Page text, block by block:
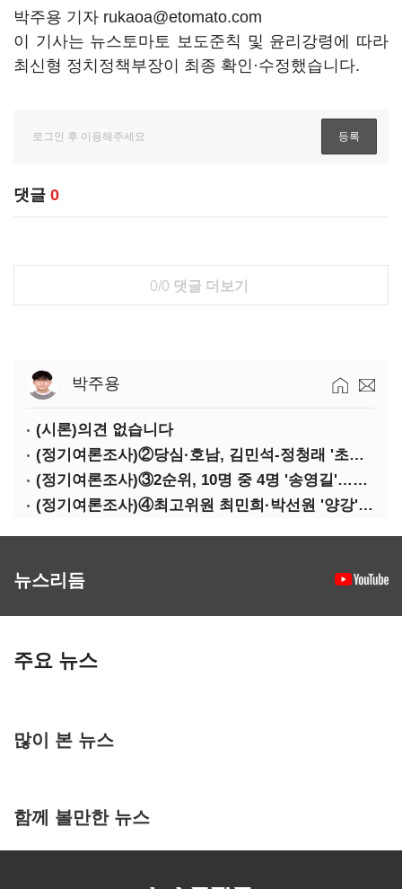
박주용 기자 rukaoa@etomato.com
이 기사는 뉴스토마토 보도준칙 및 윤리강령에 따라
최신형 정치정책부장이 최종 확인·수정했습니다.
댓글 0
0/0 댓글 더보기
박주용
(시론)의견 없습니다
(정기여론조사)②당심·호남, 김민석-정청래 '초접전'
(정기여론조사)③2순위, 10명 중 4명 '송영길'…정청래 '한 자릿수'
(정기여론조사)④최고위원 최민희·박선원 '양강'…서미화·이성윤·임미애 뒤이어
뉴스리듬
주요 뉴스
많이 본 뉴스
함께 볼만한 뉴스